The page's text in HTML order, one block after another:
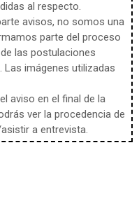
al respecto.
avisos, no somos una
parte del proceso
las postulaciones
Las imágenes utilizadas
aviso en el final de la
ver la procedencia de
a entrevista.